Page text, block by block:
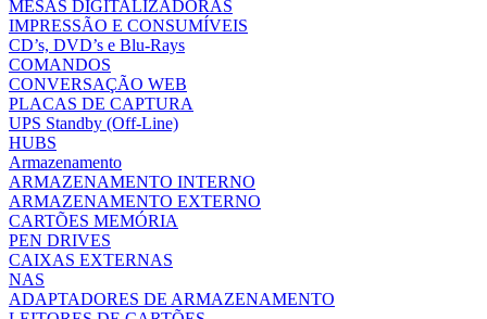
MESAS DIGITALIZADORAS
IMPRESSÃO E CONSUMÍVEIS
CD’s, DVD’s e Blu-Rays
COMANDOS
CONVERSAÇÃO WEB
PLACAS DE CAPTURA
UPS Standby (Off-Line)
HUBS
Armazenamento
ARMAZENAMENTO INTERNO
ARMAZENAMENTO EXTERNO
CARTÕES MEMÓRIA
PEN DRIVES
CAIXAS EXTERNAS
NAS
ADAPTADORES DE ARMAZENAMENTO